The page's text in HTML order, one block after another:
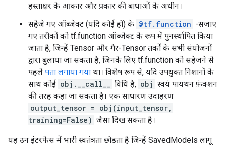
हस्ताक्षर के आकार और प्रकार की बाधाओं के अधीन।
सहेजे गए ऑब्जेक्ट (यदि कोई हो) के @tf.function -सजाए
गए तरीकों को tf.function ऑब्जेक्ट के रूप में पुनर्स्थापित किया
जाता है, जिन्हें Tensor और गैर-Tensor तर्कों के सभी संयोजनों
द्वारा बुलाया जा सकता है, जिनके लिए tf.function को सहेजने से
पहले पता लगाया गया था। विशेष रूप से, यदि उपयुक्त निशानों के
साथ कोई obj.__call__ विधि है, obj स्वयं पायथन फ़ंक्शन
की तरह कहा जा सकता है। एक साधारण उदाहरण
output_tensor = obj(input_tensor,
training=False) जैसा दिख सकता है।
यह उन इंटरफेस में भारी स्वतंत्रता छोड़ता है जिन्हें SavedModels लागू